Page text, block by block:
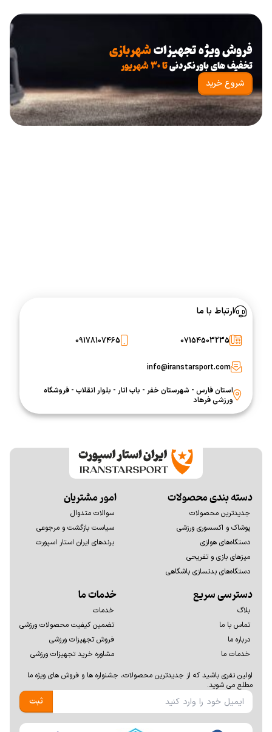
فروش ویژه تجهیزاتشهربازی
تخفیف های باورنکردنیتا ۳۰ شهریور
شروع خرید
ارتباط با ما
07154503235
09178107465
info@iranstarsport.com
استان فارس - شهرستان خفر - باب انار - بلوار انقلاب - فروشگاه
ورزشی فرهاد
دسته بندی محصولات
جدیدترین محصولات
پوشاک و اکسسوری ورزشی
دستگاه‌های هوازی
میزهای بازی و تفریحی
دستگاه‌های بدنسازی باشگاهی
امور مشتریان
سوالات متدوال
سیاست بازگشت و مرجوعی
برندهای ایران استار اسپورت
دسترسی سریع
بلاگ
تماس با ما
درباره ما
خدمات ما
خدمات ما
خدمات
تضمین کیفیت محصولات ورزشی
فروش تجهیزات ورزشی
مشاوره خرید تجهیزات ورزشی
اولين نفری باشيد كه از جديدترين محصولات، جشنواره ها و فروش های ويژه ما
مطلع می شوید.
ثبت